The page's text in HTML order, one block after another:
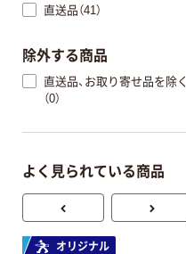
直送品（41）
除外する商品
直送品、お取り寄せ品を除く
（0）
よく見られている商品
オリジナル